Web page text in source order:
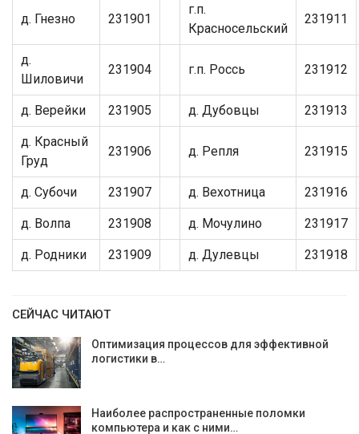
д. Гнезно 231901
г.п.
Красносельский
231911
д.
Шиловичи
231904 г.п. Россь 231912
д. Верейки 231905 д. Дубовцы 231913
д. Красный
Груд
231906 д. Репля 231915
д. Субочи 231907 д. Вехотница 231916
д. Волпа 231908 д. Мочулино 231917
д. Родники 231909 д. Дулевцы 231918
СЕЙЧАС ЧИТАЮТ
Оптимизация процессов для эффективной
логистики в…
Наиболее распространенные поломки
компьютера и как с ними…